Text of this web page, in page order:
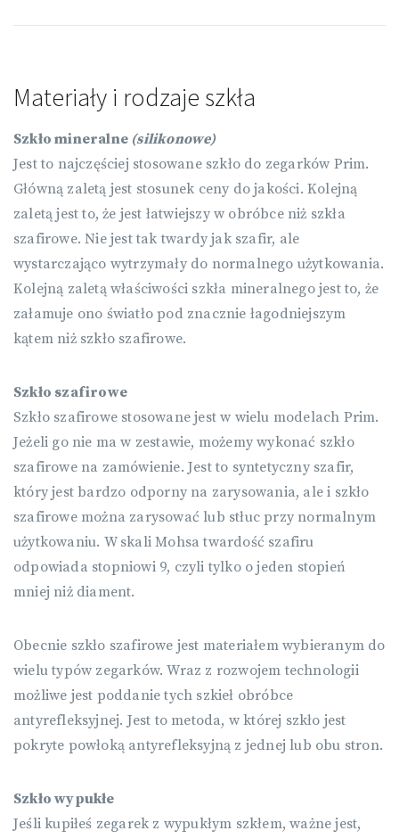
Materiały i rodzaje szkła
Szkło mineralne (silikonowe)
Jest to najczęściej stosowane szkło do zegarków Prim.
Główną zaletą jest stosunek ceny do jakości. Kolejną
zaletą jest to, że jest łatwiejszy w obróbce niż szkła
szafirowe. Nie jest tak twardy jak szafir, ale
wystarczająco wytrzymały do normalnego użytkowania.
Kolejną zaletą właściwości szkła mineralnego jest to, że
załamuje ono światło pod znacznie łagodniejszym
kątem niż szkło szafirowe.
Szkło szafirowe
Szkło szafirowe stosowane jest w wielu modelach Prim.
Jeżeli go nie ma w zestawie, możemy wykonać szkło
szafirowe na zamówienie. Jest to syntetyczny szafir,
który jest bardzo odporny na zarysowania, ale i szkło
szafirowe można zarysować lub stłuc przy normalnym
użytkowaniu. W skali Mohsa twardość szafiru
odpowiada stopniowi 9, czyli tylko o jeden stopień
mniej niż diament.
Obecnie szkło szafirowe jest materiałem wybieranym do
wielu typów zegarków. Wraz z rozwojem technologii
możliwe jest poddanie tych szkieł obróbce
antyrefleksyjnej. Jest to metoda, w której szkło jest
pokryte powłoką antyrefleksyjną z jednej lub obu stron.
Szkło wypukłe
Jeśli kupiłeś zegarek z wypukłym szkłem, ważne jest,